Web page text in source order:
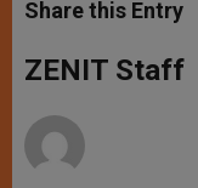
s
p
p
e
g
e
b
o
k
Share this Entry
ZENIT Staff